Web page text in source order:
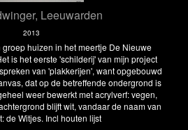
Leeuwarden
2013
huizen in het meertje De Nieuwe
is het eerste 'schilderij' van mijn project
van 'plakkerijen', want opgebouwd
dat op de betreffende ondergrond is
weer bewerkt met acrylverf: vegen,
blijft wit, vandaar de naam van
de Witjes. Incl houten lijst